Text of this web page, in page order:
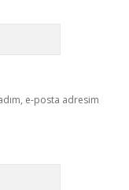
e-posta adresim